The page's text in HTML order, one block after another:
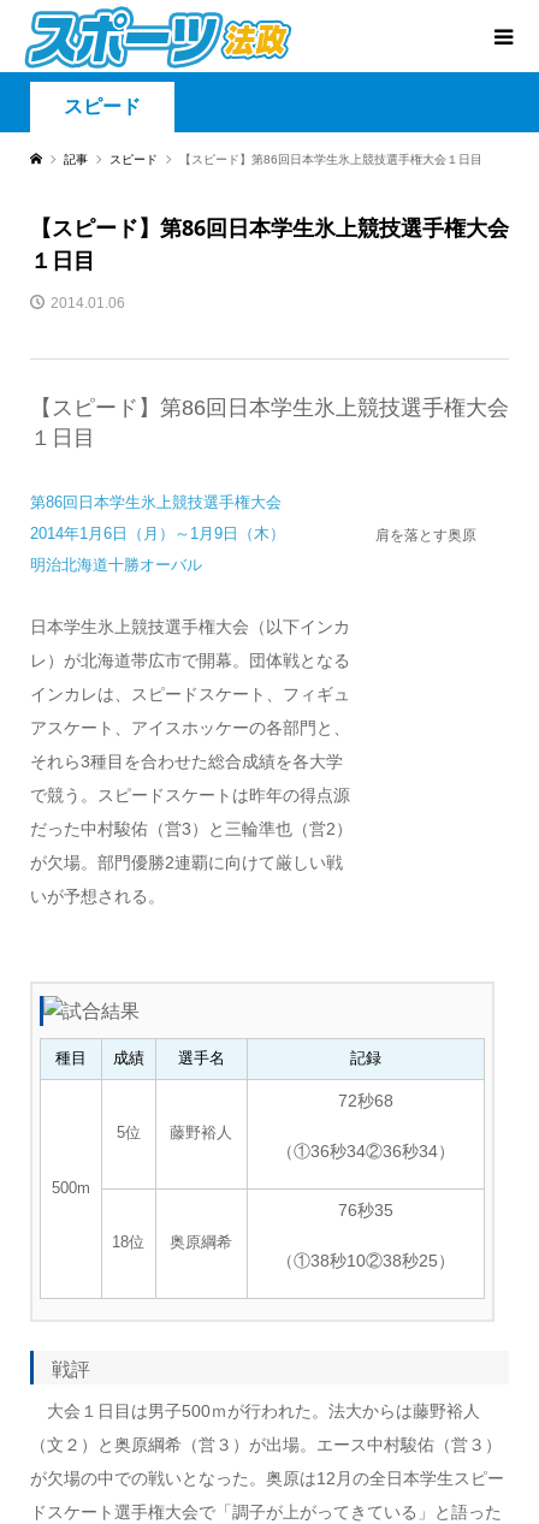
スピード
記事 スピード 【スピード】第86回日本学生氷上競技選手権大会１日目
【スピード】第86回日本学生氷上競技選手権大会
１日目
2014.01.06
【スピード】第86回日本学生氷上競技選手権大会
１日目
第86回日本学生氷上競技選手権大会
2014年1月6日（月）～1月9日（木）
明治北海道十勝オーバル
日本学生氷上競技選手権大会（以下インカ
レ）が北海道帯広市で開幕。団体戦となる
インカレは、スピードスケート、フィギュ
アスケート、アイスホッケーの各部門と、
それら3種目を合わせた総合成績を各大学
で競う。スピードスケートは昨年の得点源
だった中村駿佑（営3）と三輪準也（営2）
が欠場。部門優勝2連覇に向けて厳しい戦
いが予想される。
肩を落とす奥原
種目 成績 選手名 記録
500m
5位 藤野裕人
72秒68
（①36秒34②36秒34）
18位 奥原綱希
76秒35
（①38秒10②38秒25）
戦評
大会１日目は男子500ｍが行われた。法大からは藤野裕人
（文２）と奥原綱希（営３）が出場。エース中村駿佑（営３）
が欠場の中での戦いとなった。奥原は12月の全日本学生スピー
ドスケート選手権大会で「調子が上がってきている」と語った